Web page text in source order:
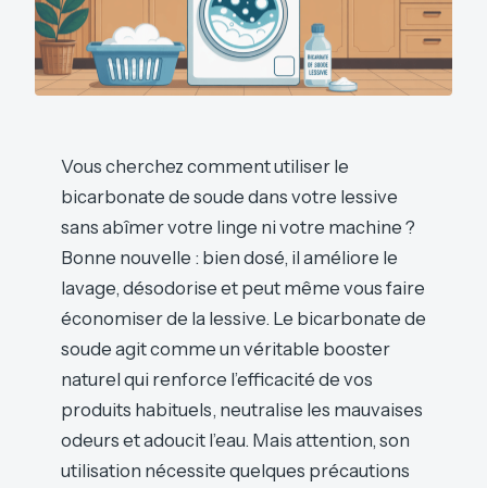
Vous cherchez comment utiliser le
bicarbonate de soude dans votre lessive
sans abîmer votre linge ni votre machine ?
Bonne nouvelle : bien dosé, il améliore le
lavage, désodorise et peut même vous faire
économiser de la lessive. Le bicarbonate de
soude agit comme un véritable booster
naturel qui renforce l’efficacité de vos
produits habituels, neutralise les mauvaises
odeurs et adoucit l’eau. Mais attention, son
utilisation nécessite quelques précautions